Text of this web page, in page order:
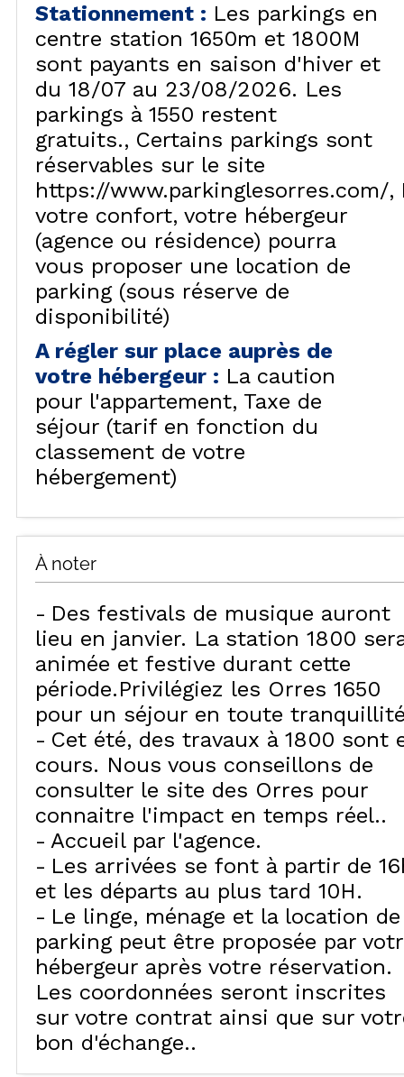
Stationnement : Les parkings en
centre station 1650m et 1800M
sont payants en saison d'hiver et
du 18/07 au 23/08/2026. Les
parkings à 1550 restent
gratuits.
Certains parkings sont
réservables sur le site
https://www.parkinglesorres.com/
votre confort, votre hébergeur
(agence ou résidence) pourra
vous proposer une location de
parking (sous réserve de
disponibilité)
A régler sur place auprès de
votre hébergeur : La caution
pour l'appartement Taxe de
séjour (tarif en fonction du
classement de votre
hébergement)
À noter
Des festivals de musique auront
lieu en janvier. La station 1800
animée et festive durant cette
période.Privilégiez les Orres 1650
pour un séjour en toute
Cet été, des travaux à 1800 sont
cours. Nous vous conseillons de
consulter le site des Orres pour
connaitre l'impact en temps réel.
Accueil par l'agence
Les arrivées se font à partir de
et les départs au plus tard 10H
Le linge, ménage et la location de
parking peut être proposée par
hébergeur après votre réservation.
Les coordonnées seront inscrites
sur votre contrat ainsi que sur
bon d'échange.